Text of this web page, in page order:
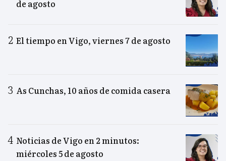
de agosto
El tiempo en Vigo, viernes 7 de agosto
As Cunchas, 10 años de comida casera
Noticias de Vigo en 2 minutos:
miércoles 5 de agosto